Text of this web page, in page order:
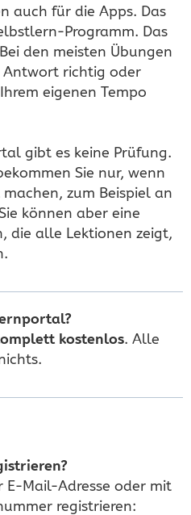
auch für die Apps. Das
Programm. Das
den meisten Übungen
Antwort richtig oder
eigenen Tempo
gibt es keine Prüfung.
Sie nur, wenn
zum Beispiel an
können aber eine
die alle Lektionen zeigt,
kostenlos. Alle
E-Mail-Adresse oder mit
registrieren: